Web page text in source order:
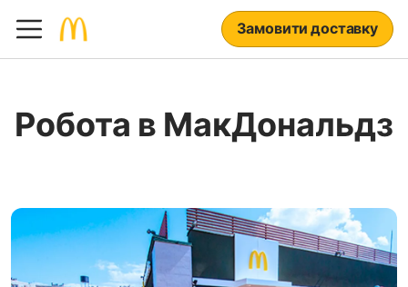
Замовити доставку
Робота в МакДональдз